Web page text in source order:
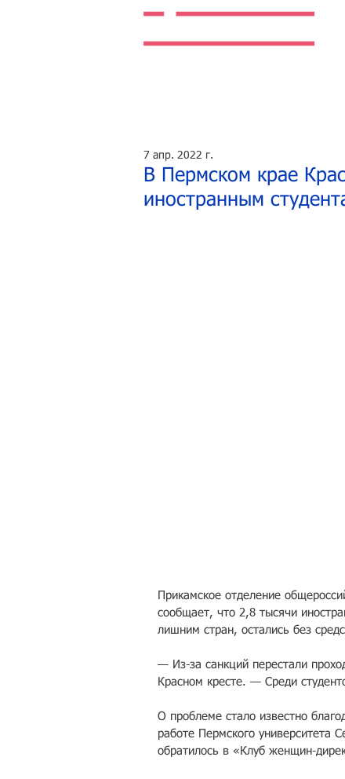
В Пермском крае
иностранным
7 апр. 2022 г.
Прикамское отделение
сообщает, что 2,8 тысячи
лишним стран, остались без
— Из-за санкций перестали
Красном кресте. — Среди
О проблеме стало известно
работе Пермского университета
обратилось в «Клуб женщин-